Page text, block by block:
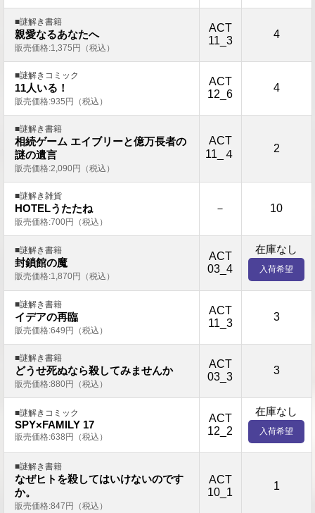
■謎解き書籍
親愛なるあなたへ
販売価格:1,375円（税込）
ACT
11_3
4
■謎解きコミック
11人いる！
販売価格:935円（税込）
ACT
12_6
4
■謎解き書籍
相続ゲーム エイブリーと億万長者の
謎の遺言
販売価格:2,090円（税込）
ACT
11_４
2
■謎解き雑貨
HOTELうたたね
販売価格:700円（税込）
－ 10
■謎解き書籍
封鎖館の魔
販売価格:1,870円（税込）
ACT
03_4
在庫なし
入荷希望
■謎解き書籍
イデアの再臨
販売価格:649円（税込）
ACT
11_3
3
■謎解き書籍
どうせ死ぬなら殺してみませんか
販売価格:880円（税込）
ACT
03_3
3
■謎解きコミック
SPY×FAMILY 17
販売価格:638円（税込）
ACT
12_2
在庫なし
入荷希望
■謎解き書籍
なぜヒトを殺してはいけないのです
か。
販売価格:847円（税込）
ACT
10_1
1